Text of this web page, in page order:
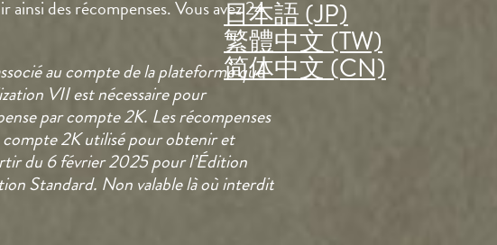
日本語 (JP)
繁體中文 (TW)
简体中文 (CN)
des récompenses. Vous avez 24
au compte de la plateforme que
VII est nécessaire pour
par compte 2K. Les récompenses
compte 2K utilisé pour obtenir et
du 6 février 2025 pour l’Édition
Standard. Non valable là où interdit